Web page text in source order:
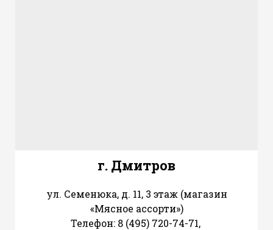
г. Дмитров
ул. Семенюка, д. 11, 3 этаж (магазин
«Мясное ассорти»)
Телефон: 8 (495) 720-74-71,